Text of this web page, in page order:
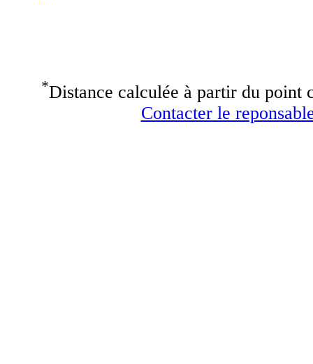
*Distance calculée à partir du point
Contacter le